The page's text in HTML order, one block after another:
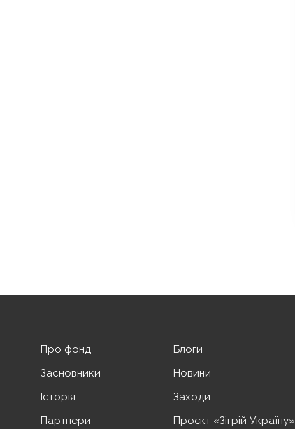
Про фонд
Засновники
Історія
Партнери
Блоги
Новини
Заходи
Проєкт «Зігрій Україну»